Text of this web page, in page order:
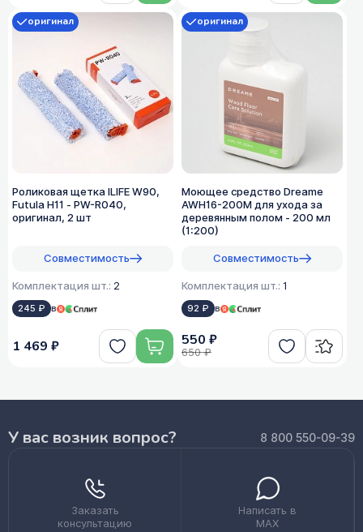
Роликовая щетка ILIFE W90,
Futula H11 - PW-R040,
оригинал, 2 шт
Совместимость
Комплектация шт.: 2
245 ₽ в
оригинал
1 469 ₽
Моющее средство Dreame
AWH16-200M для ухода за
деревянным полом - 200 мл
(1:200)
Совместимость
Комплектация шт.: 1
92 ₽ в
оригинал
550 ₽
650 ₽
У вас возник вопрос? 8 800 550-09-39
Заказать
консультацию
Написать в
MAX